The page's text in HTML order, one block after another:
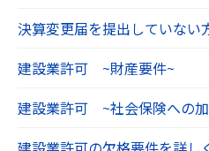
決算変更届を提出していない
建設業許可 ~財産要件~
建設業許可 ~社会保険への